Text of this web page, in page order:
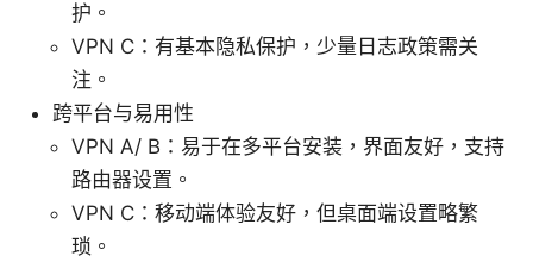
护。
VPN C：有基本隐私保护，少量日志政策需关
注。
跨平台与易用性
VPN A/ B：易于在多平台安装，界面友好，支持
路由器设置。
VPN C：移动端体验友好，但桌面端设置略繁
琐。